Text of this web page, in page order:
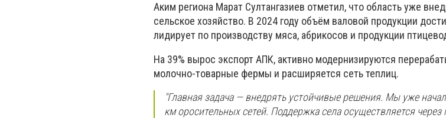
Аким региона Марат Султангазиев отметил, что область уже
сельское хозяйство. В 2024 году объём валовой продукции
лидирует по производству мяса, абрикосов и продукции
На 39% вырос экспорт АПК, активно модернизируются
молочно-товарные фермы и расширяется сеть теплиц.
"Главная задача — внедрять устойчивые решения. Мы уже
км оросительных сетей. Поддержка села осуществляется